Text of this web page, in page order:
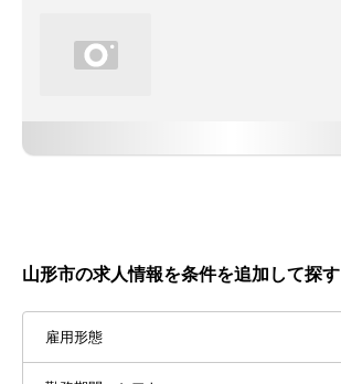
山形市の求人情報を条件を追加して探す
雇用形態